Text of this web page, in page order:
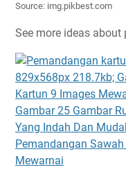
Source: img.pikbest.com
See more ideas